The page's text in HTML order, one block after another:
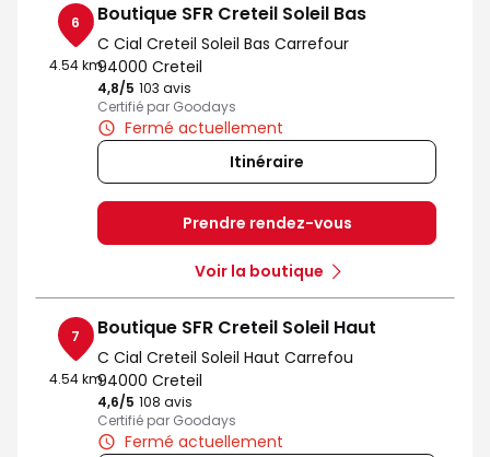
6
4.54 km
Boutique SFR Creteil Soleil Bas
C Cial Creteil Soleil Bas Carrefour
94000 Creteil
4,8/5 Note de 4.8 sur 5
103 avis
Certifié par Goodays
Fermé actuellement
Itinéraire
Prendre rendez-vous
Voir la boutique
7
4.54 km
Boutique SFR Creteil Soleil Haut
C Cial Creteil Soleil Haut Carrefou
94000 Creteil
4,6/5 Note de 4.6 sur 5
108 avis
Certifié par Goodays
Fermé actuellement